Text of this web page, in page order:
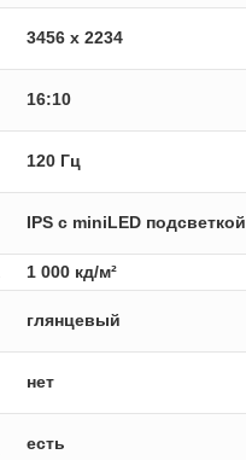
3456 x 2234
16:10
120 Гц
IPS с miniLED подсветкой
1 000 кд/м²
глянцевый
нет
есть